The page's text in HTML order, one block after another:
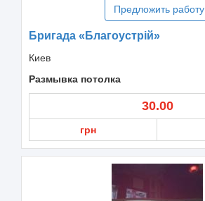
Предложить работу
Бригада «Благоустрій»
Киев
Размывка потолка
30.00
грн